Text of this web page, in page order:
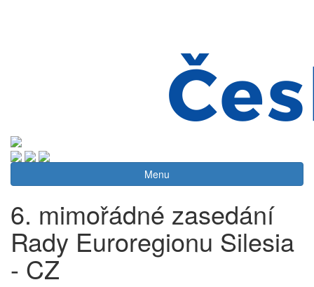
Menu
6. mimořádné zasedání
Rady Euroregionu Silesia
- CZ